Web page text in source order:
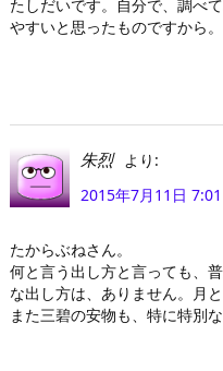
たしだいです。自分で、調べ
やすいと思ったものですから。
朱烈
より:
2015年7月11日
たからぶねさん。
何と言う出し方と言っても、
な出し方は、ありません。月
また三碧の安物も、特に特別